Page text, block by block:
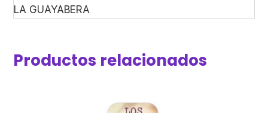
LA GUAYABERA
Productos relacionados